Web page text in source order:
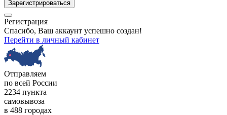
Зарегистрироваться
Регистрация
Спасибо, Ваш аккаунт успешно создан!
Перейти в личный кабинет
Отправляем
по всей России
2234 пункта
самовывоза
в 488 городах